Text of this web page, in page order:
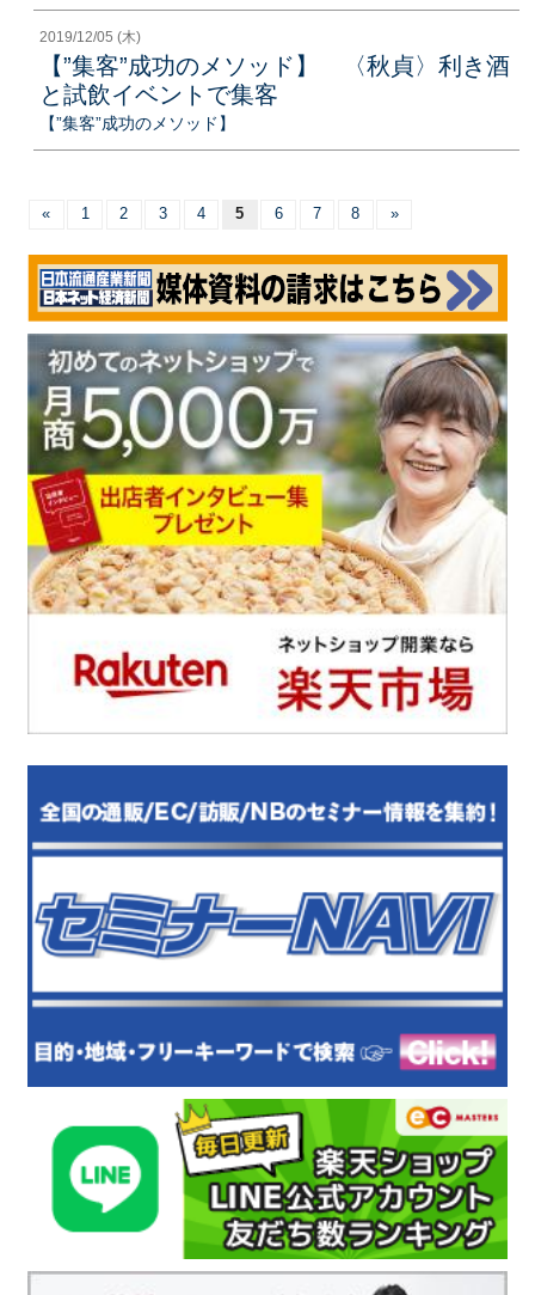
2019/12/05 (木)
【”集客”成功のメソッド】 〈秋貞〉利き酒
と試飲イベントで集客
【”集客”成功のメソッド】
« 1 2 3 4 5 6 7 8 »